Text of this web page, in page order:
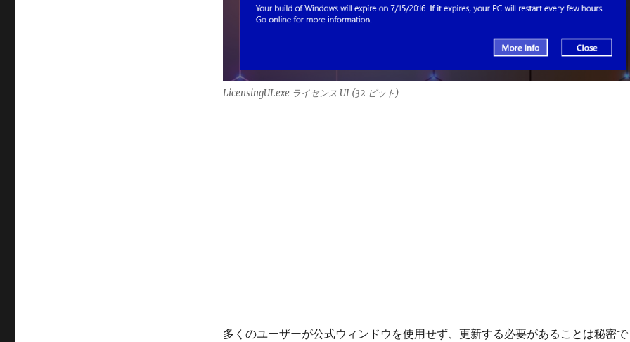
LicensingUI.exe ライセンス UI (32 ビット)
多くのユーザーが公式ウィンドウを使用せず、更新する必要があることは秘密で